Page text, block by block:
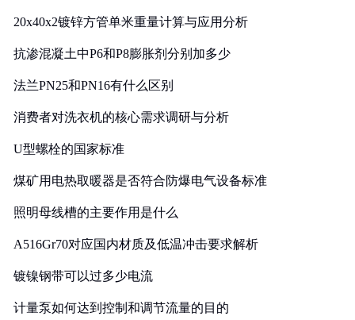
20x40x2镀锌方管单米重量计算与应用分析
抗渗混凝土中P6和P8膨胀剂分别加多少
法兰PN25和PN16有什么区别
消费者对洗衣机的核心需求调研与分析
U型螺栓的国家标准
煤矿用电热取暖器是否符合防爆电气设备标准
照明母线槽的主要作用是什么
A516Gr70对应国内材质及低温冲击要求解析
镀镍钢带可以过多少电流
计量泵如何达到控制和调节流量的目的